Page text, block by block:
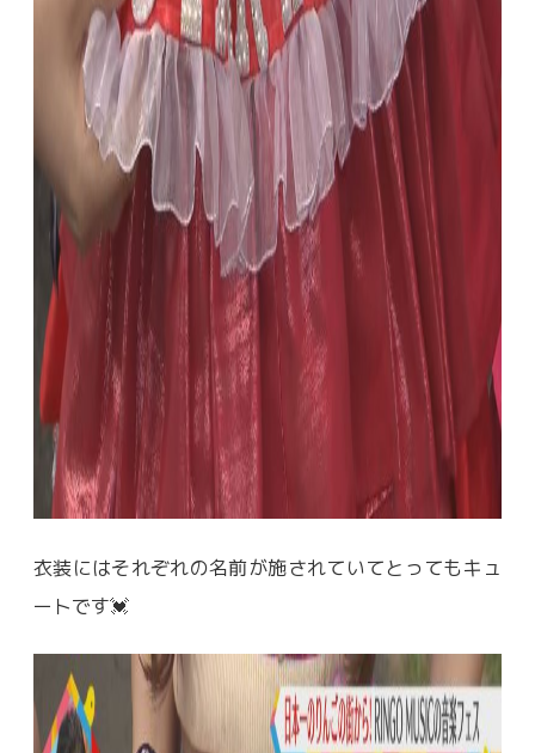
衣装にはそれぞれの名前が施されていてとってもキュ
ートです💓